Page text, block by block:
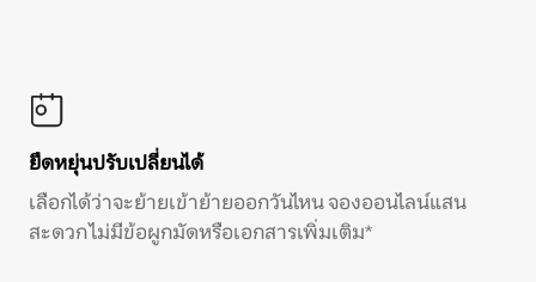
ยืดหยุ่นปรับเปลี่ยนได้
เลือกได้ว่าจะย้ายเข้าย้ายออกวันไหน จองออนไลน์แสน
สะดวก ไม่มีข้อผูกมัดหรือเอกสารเพิ่มเติม*